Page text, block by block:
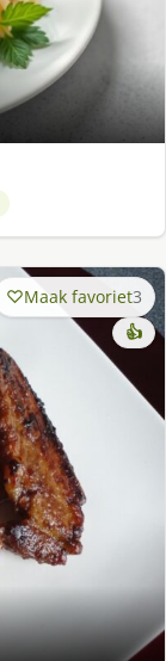
Maak favoriet3
👍